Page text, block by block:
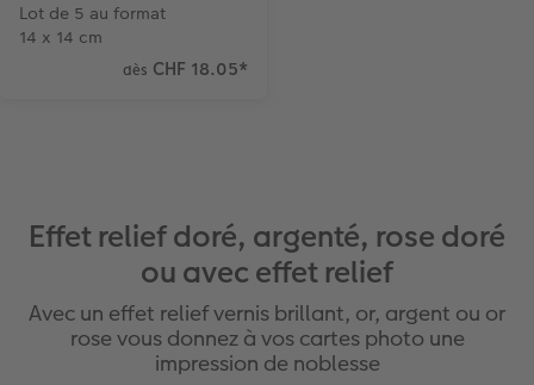
Lot de 5 au format
14 x 14 cm
dès CHF 18.05*
Effet relief doré, argenté, rose doré
ou avec effet relief
Avec un effet relief vernis brillant, or, argent ou or
rose vous donnez à vos cartes photo une
impression de noblesse